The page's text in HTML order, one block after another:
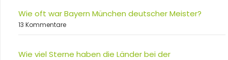
Wie oft war Bayern München deutscher Meister?
13 Kommentare
Wie viel Sterne haben die Länder bei der